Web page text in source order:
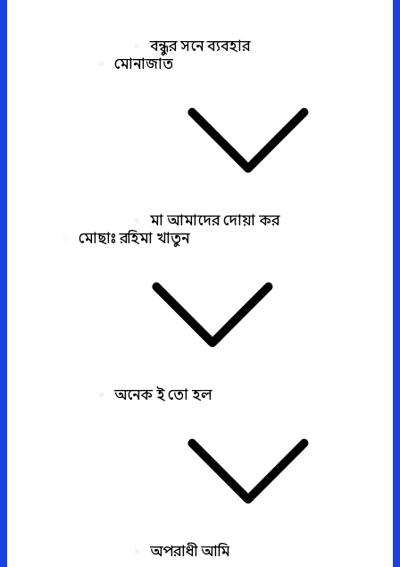
বন্ধুর সনে ব্যবহার
মোনাজাত
মা আমাদের দোয়া কর
মোছাঃ রহিমা খাতুন
অনেক ই তো হল
অপরাধী আমি